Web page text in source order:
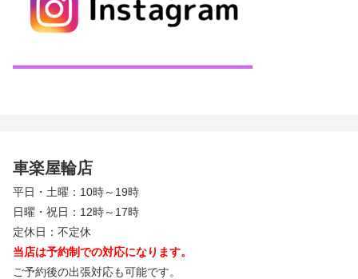
車楽屋輪店
平日・土曜：10時～19時
日曜・祝日：12時～17時
定休日：不定休
当店は予約制での対応になります。
ご予約後の出張対応も可能です。